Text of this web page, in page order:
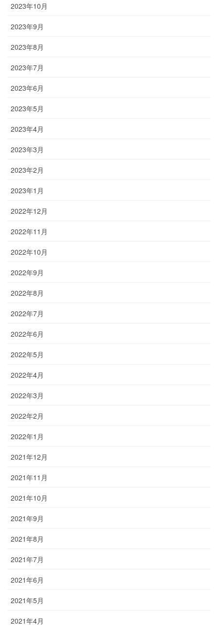
2023年10月
2023年9月
2023年8月
2023年7月
2023年6月
2023年5月
2023年4月
2023年3月
2023年2月
2023年1月
2022年12月
2022年11月
2022年10月
2022年9月
2022年8月
2022年7月
2022年6月
2022年5月
2022年4月
2022年3月
2022年2月
2022年1月
2021年12月
2021年11月
2021年10月
2021年9月
2021年8月
2021年7月
2021年6月
2021年5月
2021年4月